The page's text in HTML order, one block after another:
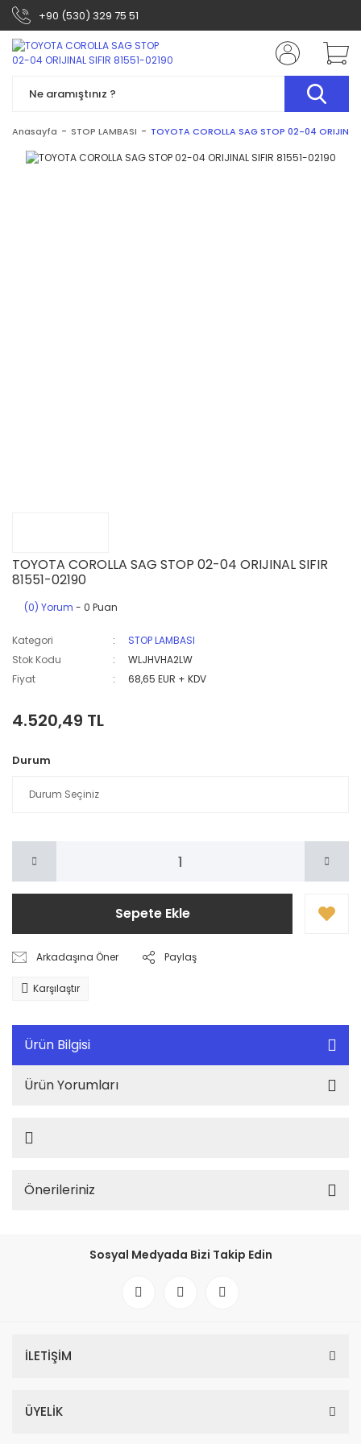
+90 (530) 329 75 51
Anasayfa STOP LAMBASI TOYOTA COROLLA SAG STOP 02-04 ORIJINAL
TOYOTA COROLLA SAG STOP 02-04 ORIJINAL SIFIR
81551-02190
(0) Yorum - 0 Puan
Kategori
STOP LAMBASI
Stok Kodu
WLJHVHA2LW
Fiyat
68,65 EUR + KDV
4.520,49 TL
Durum
Sepete Ekle
Arkadaşına Öner Paylaş
Karşılaştır
Ürün Bilgisi
Ürün Yorumları
Önerileriniz
Sosyal Medyada Bizi Takip Edin
İLETİŞİM
ÜYELİK